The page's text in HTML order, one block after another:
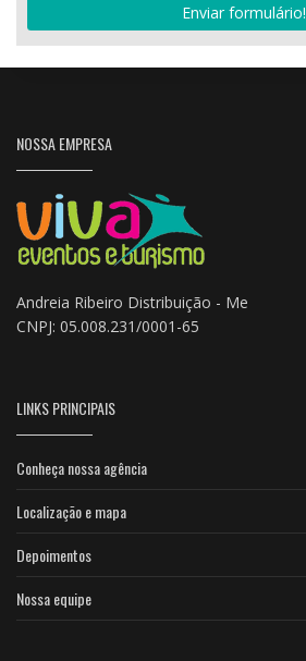
Enviar formulário!
NOSSA EMPRESA
Andreia Ribeiro Distribuição - Me
CNPJ: 05.008.231/0001-65
LINKS PRINCIPAIS
Conheça nossa agência
Localização e mapa
Depoimentos
Nossa equipe